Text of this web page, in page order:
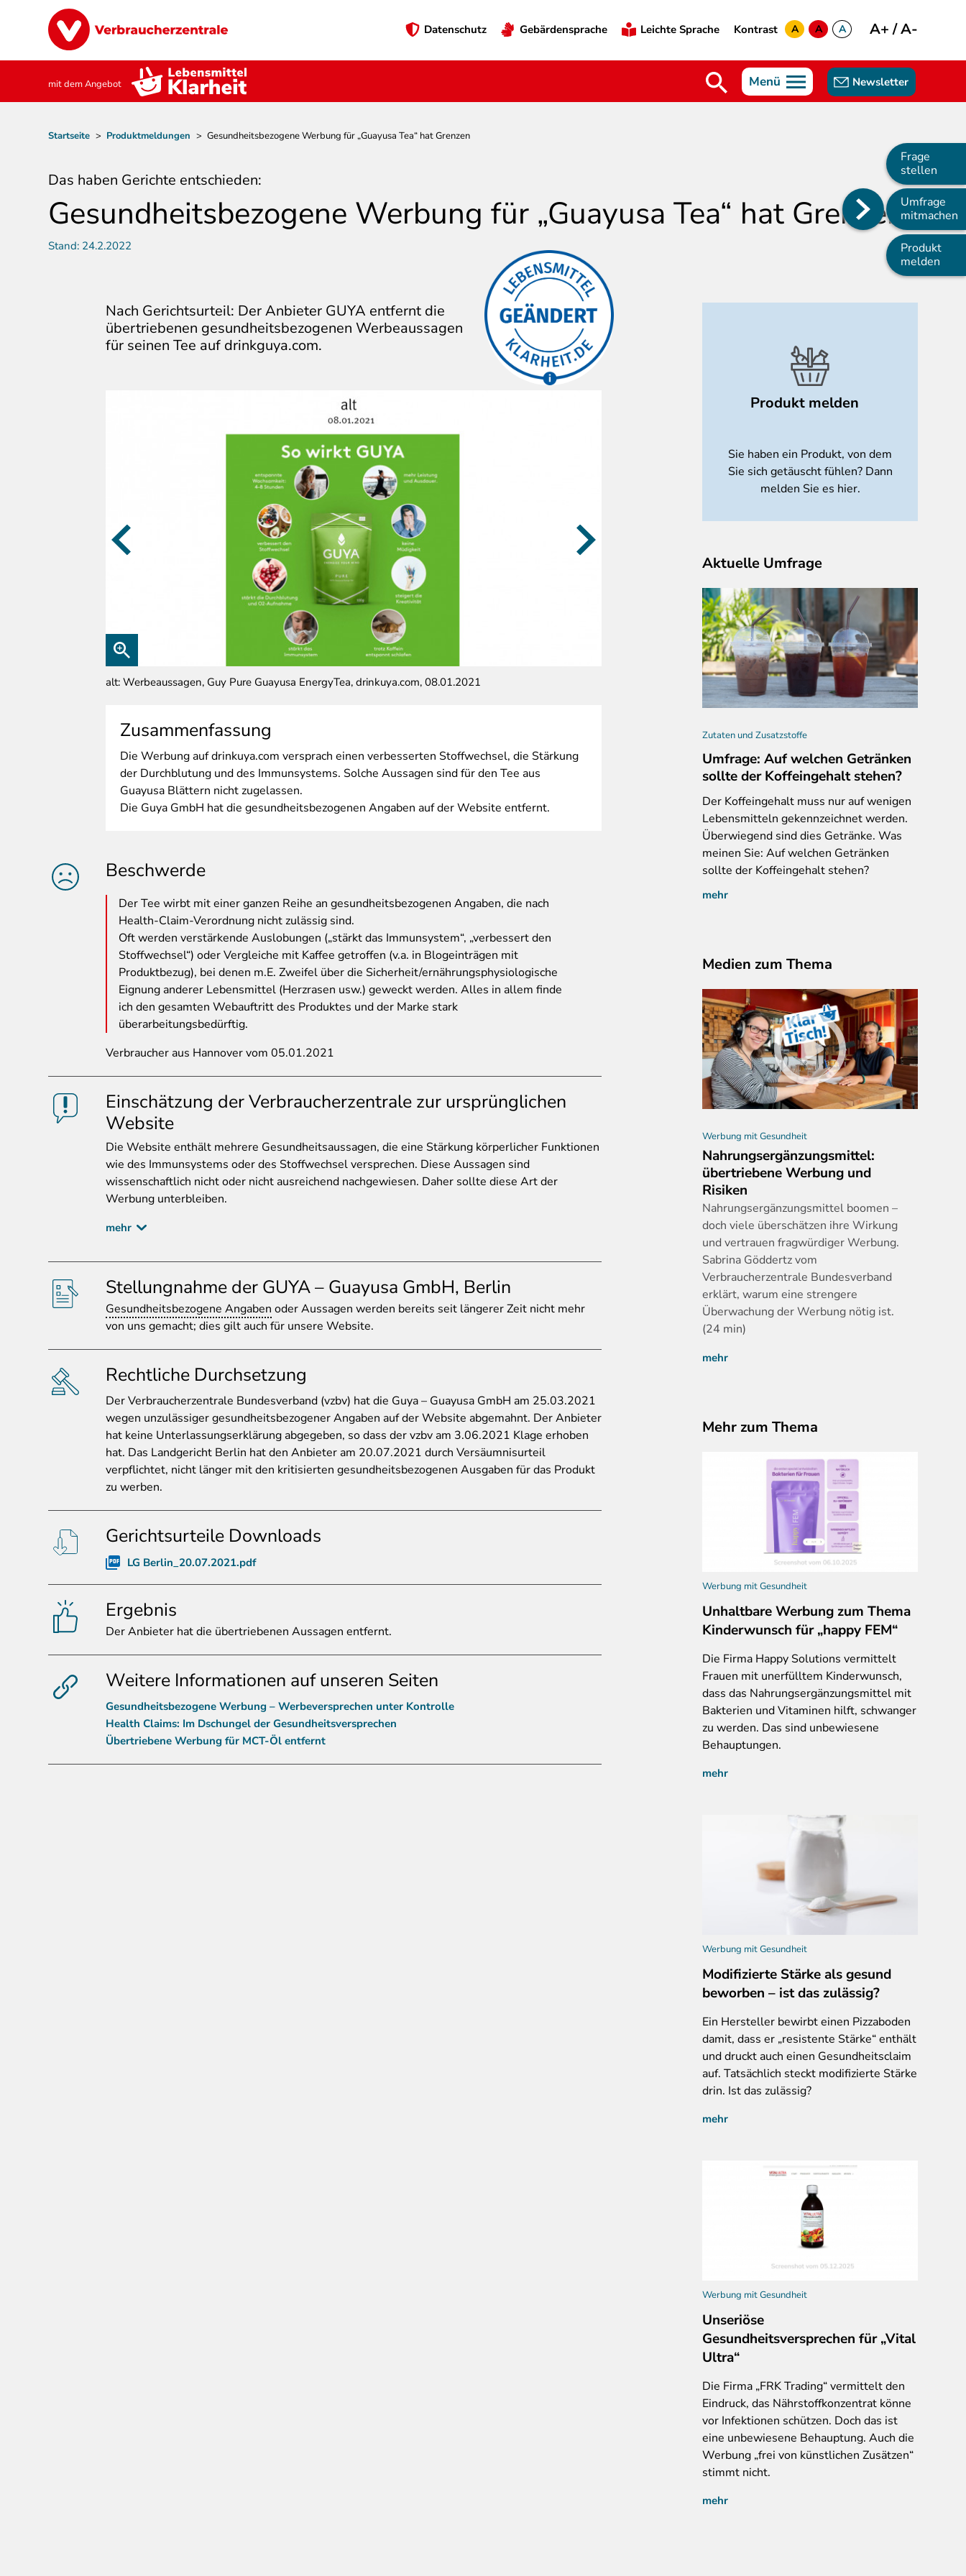
Image
Preheader
Datenschutz Gebärdensprache Leichte Sprache Kontrast
A
A
A
A+/A-
mit dem Angebot Menü Newsletter
Pfadnavigation
Startseite > Produktmeldungen > Gesundheitsbezogene Werbung für „Guayusa Tea“ hat Grenzen
Main
navigation
Frage
stellen
Umfrage
mitmachen
Produkt
melden
Das haben Gerichte entschieden:
Gesundheitsbezogene Werbung für „Guayusa Tea“ hat Grenzen
Stand: 24.2.2022
Nach Gerichtsurteil: Der Anbieter GUYA entfernt die
übertriebenen gesundheitsbezogenen Werbeaussagen
für seinen Tee auf drinkguya.com.
Aufgrund
eines
Gerichtsurteils hat die
Firma die kritisierten
Aussagen/Bilder
verändert.
alt: Werbeaussagen, Guy Pure Guayusa EnergyTea, drinkuya.com, 08.01.2021 alt: Angebot Guy Pure Guayusa EnergyTea, drinkuya.com, 08.01.2021
Zusammenfassung
Die Werbung auf drinkuya.com versprach einen verbesserten Stoffwechsel, die Stärkung
der Durchblutung und des Immunsystems. Solche Aussagen sind für den Tee aus
Guayusa Blättern nicht zugelassen.
Die Guya GmbH hat die gesundheitsbezogenen Angaben auf der Website entfernt.
Beschwerde
DerTee wirbt mit einer ganzen Reihe an gesundheitsbezogenen Angaben, die nach
Health-Claim-Verordnung nicht zulässig sind.
Oft werden verstärkende Auslobungen („stärkt das Immunsystem“, „verbessert den
Stoffwechsel“) oder Vergleiche mit Kaffee getroffen (v.a. in Blogeinträgen mit
Produktbezug), bei denen m.E. Zweifel über die Sicherheit/ernährungsphysiologische
Eignung anderer Lebensmittel (Herzrasen usw.) geweckt werden. Alles in allem finde
ich den gesamten Webauftritt des Produktes und der Marke stark
überarbeitungsbedürftig.
Verbraucher aus Hannover vom 05.01.2021
Einschätzung der Verbraucherzentrale zur ursprünglichen
Website
Die Website enthält mehrere Gesundheitsaussagen, die eine Stärkung körperlicher Funktionen
wie des Immunsystems oder des Stoffwechsel versprechen. Diese Aussagen sind
wissenschaftlich nicht oder nicht ausreichend nachgewiesen. Daher sollte diese Art der
Werbung unterbleiben.
mehr
Stellungnahme der GUYA – Guayusa GmbH, Berlin
Gesundheitsbezogene Angaben oder Aussagen werden bereits seit längerer Zeit nicht mehr
von uns gemacht; dies gilt auch für unsere Website.
Rechtliche Durchsetzung
DerVerbraucherzentrale Bundesverband (vzbv) hat die Guya – Guayusa GmbH am 25.03.2021
wegen unzulässiger gesundheitsbezogener Angaben auf der Website abgemahnt. Der Anbieter
hat keine Unterlassungserklärung abgegeben, so dass der vzbv am 3.06.2021 Klage erhoben
hat. Das Landgericht Berlin hat den Anbieter am 20.07.2021 durch Versäumnisurteil
verpflichtet, nicht länger mit den kritisierten gesundheitsbezogenen Ausgaben für das Produkt
zu werben.
Gerichtsurteile Downloads
LG Berlin_20.07.2021.pdf
Ergebnis
DerAnbieter hat die übertriebenen Aussagen entfernt.
Weitere Informationen auf unseren Seiten
Gesundheitsbezogene Werbung – Werbeversprechen unter Kontrolle
Health Claims: Im Dschungel der Gesundheitsversprechen
Übertriebene Werbung für MCT-Öl entfernt
Produkt melden
Sie haben ein Produkt, von dem
Sie sich getäuscht fühlen? Dann
melden Sie es hier.
Aktuelle Umfrage
Zutaten und Zusatzstoffe
Umfrage: Auf welchen Getränken
sollte der Koffeingehalt stehen?
Der Koffeingehalt muss nur auf wenigen
Lebensmitteln gekennzeichnet werden.
Überwiegend sind dies Getränke. Was
meinen Sie: Auf welchen Getränken
sollte der Koffeingehalt stehen?
mehr
Medien zum Thema
Werbung mit Gesundheit
Nahrungsergänzungsmittel:
übertriebene Werbung und
Risiken
Nahrungsergänzungsmittel boomen –
doch viele überschätzen ihre Wirkung
und vertrauen fragwürdiger Werbung.
Sabrina Göddertz vom
Verbraucherzentrale Bundesverband
erklärt, warum eine strengere
Überwachung der Werbung nötig ist.
(24 min)
mehr
Mehr zum Thema
Werbung mit Gesundheit
Unhaltbare Werbung zum Thema
Kinderwunsch für „happy FEM“
Die Firma Happy Solutions vermittelt
Frauen mit unerfülltem Kinderwunsch,
dass das Nahrungsergänzungsmittel mit
Bakterien und Vitaminen hilft, schwanger
zu werden. Das sind unbewiesene
Behauptungen.
mehr
Werbung mit Gesundheit
Modifizierte Stärke als gesund
beworben – ist das zulässig?
Ein Hersteller bewirbt einen Pizzaboden
damit, dass er „resistente Stärke“ enthält
und druckt auch einen Gesundheitsclaim
auf. Tatsächlich steckt modifizierte Stärke
drin. Ist das zulässig?
mehr
Werbung mit Gesundheit
Unseriöse
Gesundheitsversprechen für „Vital
Ultra“
Die Firma „FRK Trading“ vermittelt den
Eindruck, das Nährstoffkonzentrat könne
vor Infektionen schützen. Doch das ist
eine unbewiesene Behauptung. Auch die
Werbung „frei von künstlichen Zusätzen“
stimmt nicht.
mehr